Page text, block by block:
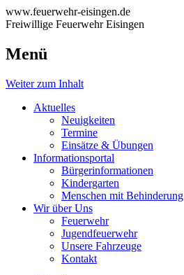
www.feuerwehr-eisingen.de
Freiwillige Feuerwehr Eisingen
Menü
Weiter zum Inhalt
Aktuelles
Neuigkeiten
Termine
Einsätze & Übungen
Informationsportal
Bürgerinformationen
Kindergarten
Menschen mit Behinderung
Wir über Uns
Feuerwehr
Jugendfeuerwehr
Unsere Fahrzeuge
Kontakt